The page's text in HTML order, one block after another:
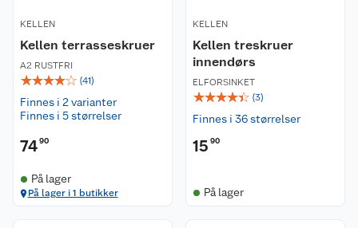
KELLEN
Kellen terrasseskruer
A2 RUSTFRI
☆☆☆☆☆ (41)
Finnes i 2 varianter
Finnes i 5 størrelser
7490
På lager
På lager i 1 butikker
KELLEN
Kellen treskruer
innendørs
ELFORSINKET
☆☆☆☆☆ (3)
Finnes i 36 størrelser
15 90
På lager